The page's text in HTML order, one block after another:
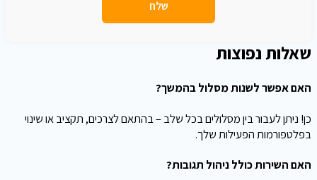
שאלות נפוצות
האם אפשר לשנות מסלול בהמשך?
כן! ניתן לעבור בין מסלולים בכל שלב – בהתאם לצרכים, תקציב או שינוי
בפלטפורמות הפעילות שלך.
האם השירות כולל ניהול תגובות?